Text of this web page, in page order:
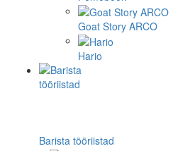
Goat Story ARCO
Hario
Barista tööriistad